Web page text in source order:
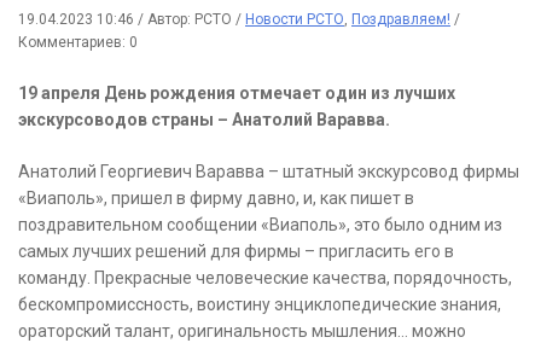
19.04.2023 10:46 / Автор: РСТО / Новости РСТО, Поздравляем! /
Комментариев: 0
19 апреля День рождения отмечает один из лучших
экскурсоводов страны – Анатолий Варавва.
Анатолий Георгиевич Варавва – штатный экскурсовод фирмы
«Виаполь», пришел в фирму давно, и, как пишет в
поздравительном сообщении «Виаполь», это было одним из
самых лучших решений для фирмы – пригласить его в
команду. Прекрасные человеческие качества, порядочность,
бескомпромиссность, воистину энциклопедические знания,
ораторский талант, оригинальность мышления… можно